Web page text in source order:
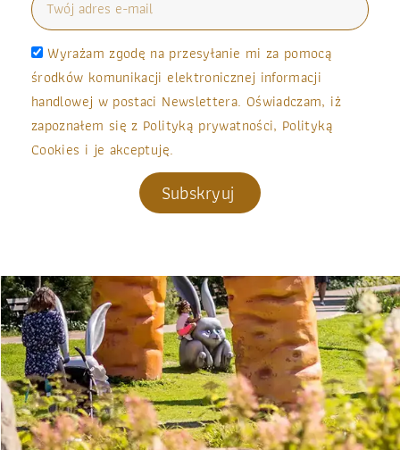
Wyrażam zgodę na przesyłanie mi za pomocą
środków komunikacji elektronicznej informacji
handlowej w postaci Newslettera. Oświadczam, iż
zapoznałem się z Polityką prywatności, Polityką
Cookies i je akceptuję.
Subskryuj